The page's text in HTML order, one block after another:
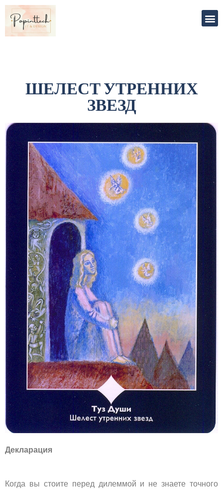
ШЕЛЕСТ УТРЕННИХ
ЗВЕЗД
Декларация
Когда вы стоите перед дилеммой и не знаете точного